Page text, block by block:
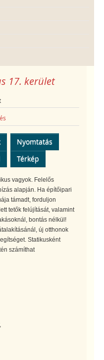
17. kerület
Nyomtatás
Térkép
vagyok. Felelős
alapján. Ha építőipari
támadt, forduljon
tetők felújítását, valamint
bontás nélkül!
új otthonok
Statikusként
számíthat